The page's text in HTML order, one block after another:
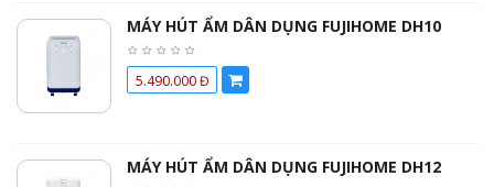
MÁY HÚT ẨM DÂN DỤNG FUJIHOME DH10
5.490.000 Đ
MÁY HÚT ẨM DÂN DỤNG FUJIHOME DH12